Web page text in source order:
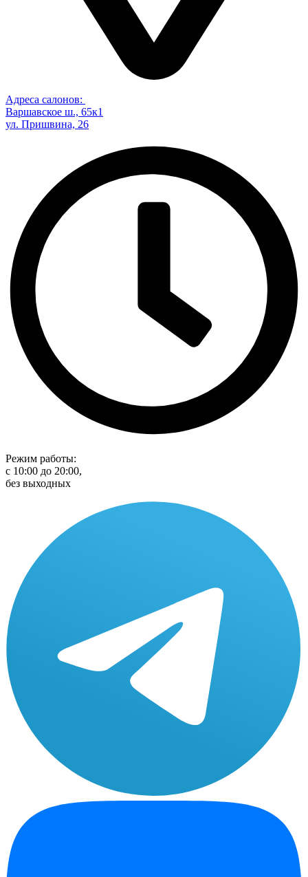
Адреса салонов:
Варшавское ш., 65к1
ул. Пришвина, 26
Режим работы:
с 10:00 до 20:00,
без выходных